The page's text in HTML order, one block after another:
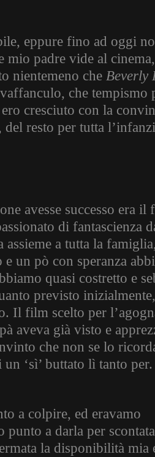
eppure fino ad oggi
mio padre vide al cinema,
nientemeno che Beverly
che tempismo
cresciuto con la
resto per tutta
avesse successo era il
di fantascienza
a tutta la
un pò con speranza
quasi costretto e
previsto
Il film scelto per
aveva già visto e
che non se lo
‘sì’ buttato lì tanto
a colpire, ed eravamo
punto a darla per
la disponibilità mia